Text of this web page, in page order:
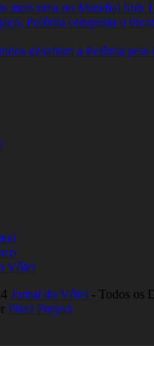
mais uma no Mundial Sub
Polônia conquista o
desafiam a Polônia
Vôlei
Jornal do Vôlei - Todos os
Pixel Project